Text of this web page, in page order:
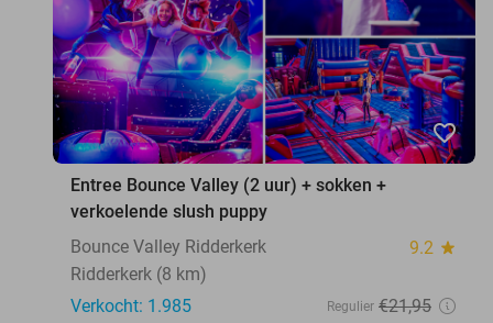
favorite_border
Entree Bounce Valley (2 uur) + sokken +
verkoelende slush puppy
Bounce Valley Ridderkerk
9.2 star
Ridderkerk (8 km)
Verkocht: 1.985
Regulier €21,95